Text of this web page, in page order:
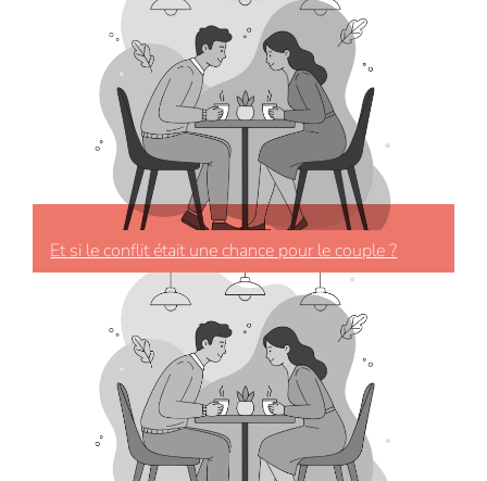
Et si le conflit était une chance pour le couple ?